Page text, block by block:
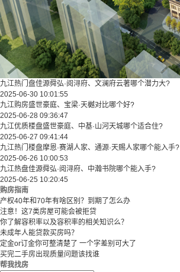
九江热门盘佳源舜弘·阅浔府、文澜府云著哪个潜力大?
2025-06-30 10:01:55
九江购房盛世豪庭、宝梁·天樾对比哪个好?
2025-06-28 09:36:47
九江优质楼盘盛世豪庭、中基·山河天城哪个适合住?
2025-06-27 09:41:44
九江热门楼盘摩恩·赛湖人家、通源·天赐人家哪个能入手?
2025-06-26 10:00:53
九江热盘佳源舜弘·阅浔府、中瀚书院哪个能入手?
2025-06-25 10:20:45
购房指南
产权40年和70年有啥区别？到期了怎么办
注意！这7类房屋可能会被拒贷
你了解容积率以及容积率的相关知识么？
未成年人能贷款买房吗？
定金or订金你可整清楚了 一个字差别可大了
买完二手房出现质量问题该找谁
帮我找房